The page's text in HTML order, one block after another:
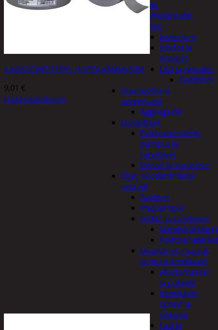
Peilit
Pyyhkijänsulat
Sähkö
Invertterit
Johdot ja
liittimet
Lisä ja työvalot
Polttimot
Irtomoottorit,
aggregaatit
Aggregaatit
Lisälaitteet
Polttoainesäiliöt,
pumput ja
tarvikkeet
Vinssit ja varusteet
Öljyt, suodattimet ja
nesteet
Avaimet
Imupumput
Letkut ja tarvikkeet
Polttoaineletkut
Liuottimet, massat,
ja muut kemikaalit
Alustamassat
ja pakkelit
Kemikaalit,
sprayt ja
silikonit
Lasi ja
ILMASTOINTITEIPPI HOPEA 48MM×50M
9,01 €
Lisää ostoskoriin